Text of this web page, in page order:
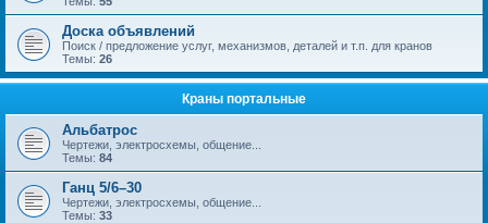
Доска объявлений
Поиск / предложение услуг, механизмов, деталей и т.п. для кранов
Темы: 26
Краны портальные
Альбатрос
Чертежи, электросхемы, общение...
Темы: 84
Ганц 5/6–30
Чертежи, электросхемы, общение...
Темы: 33